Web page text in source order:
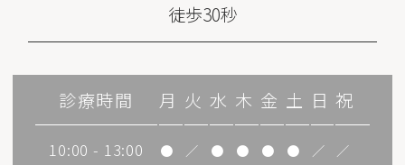
徒歩30秒
診療時間 月 火 水 木 金 土 日 祝
10:00 - 13:00 ● ／ ● ● ● ● ／ ／